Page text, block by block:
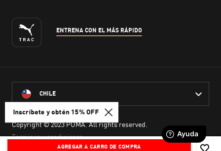
AGREGAR A CARRO DE COMPRA
Inscríbete y obtén 15% OFF